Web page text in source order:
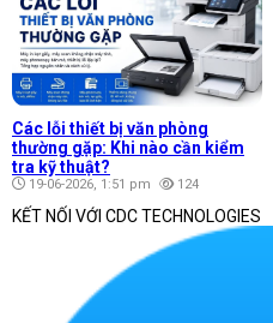
Các lỗi thiết bị văn phòng
thường gặp: Khi nào cần kiểm
tra kỹ thuật?
19-06-2026, 1:51 pm 124
KẾT NỐI VỚI CDC TECHNOLOGIES